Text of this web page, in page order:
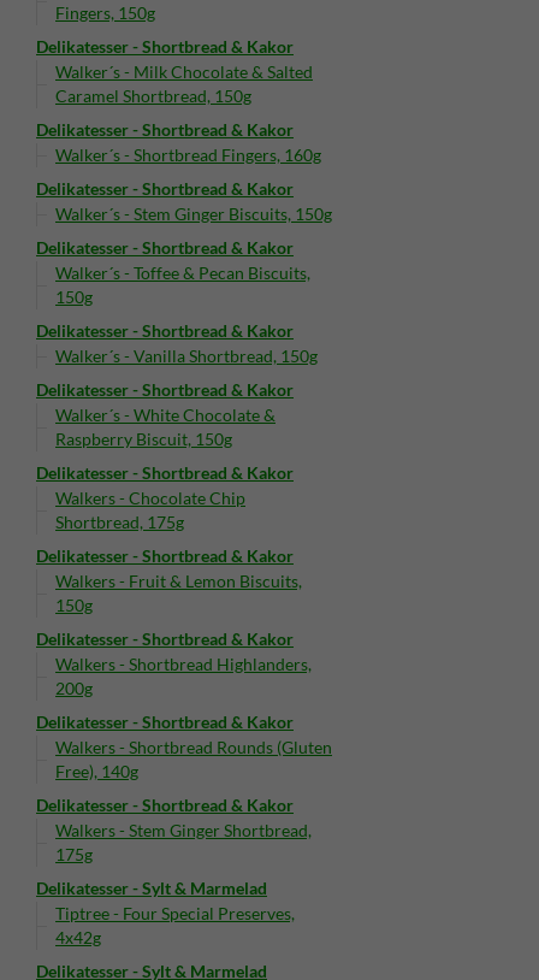
Fingers, 150g
Delikatesser - Shortbread & Kakor
Walker´s - Milk Chocolate & Salted
Caramel Shortbread, 150g
Delikatesser - Shortbread & Kakor
Walker´s - Shortbread Fingers, 160g
Delikatesser - Shortbread & Kakor
Walker´s - Stem Ginger Biscuits, 150g
Delikatesser - Shortbread & Kakor
Walker´s - Toffee & Pecan Biscuits,
150g
Delikatesser - Shortbread & Kakor
Walker´s - Vanilla Shortbread, 150g
Delikatesser - Shortbread & Kakor
Walker´s - White Chocolate &
Raspberry Biscuit, 150g
Delikatesser - Shortbread & Kakor
Walkers - Chocolate Chip
Shortbread, 175g
Delikatesser - Shortbread & Kakor
Walkers - Fruit & Lemon Biscuits,
150g
Delikatesser - Shortbread & Kakor
Walkers - Shortbread Highlanders,
200g
Delikatesser - Shortbread & Kakor
Walkers - Shortbread Rounds (Gluten
Free), 140g
Delikatesser - Shortbread & Kakor
Walkers - Stem Ginger Shortbread,
175g
Delikatesser - Sylt & Marmelad
Tiptree - Four Special Preserves,
4x42g
Delikatesser - Sylt & Marmelad